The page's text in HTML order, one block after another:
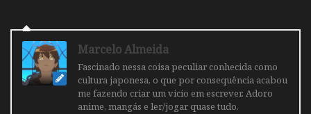
Marcelo Almeida
Fascinado nessa coisa peculiar conhecida como
cultura japonesa, o que por consequência acabou
me fazendo criar um vicio em escrever. Adoro
anime, mangás e ler/jogar quase tudo.